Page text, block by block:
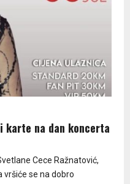
karte na dan koncerta
Cece Ražnatović,
vršiće se na dobro